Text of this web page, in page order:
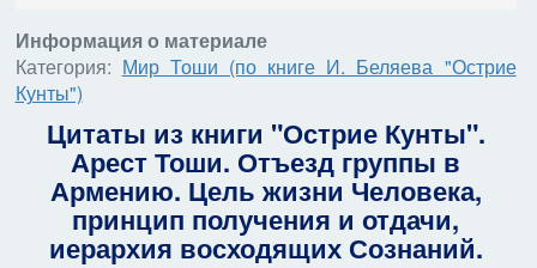
Информация о материале
Категория: Мир Тоши (по книге И. Беляева "Острие
Кунты")
Цитаты из книги "Острие Кунты".
Арест Тоши. Отъезд группы в
Армению. Цель жизни Человека,
принцип получения и отдачи,
иерархия восходящих Сознаний.